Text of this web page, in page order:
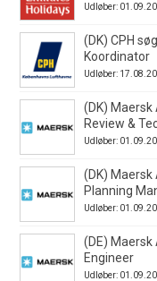
Udløber:
(DK) CPH
Koordinator
Udløber:
(DK)
Review &
Udløber:
(DK)
Planning
Udløber:
(DE)
Engineer
Udløber: